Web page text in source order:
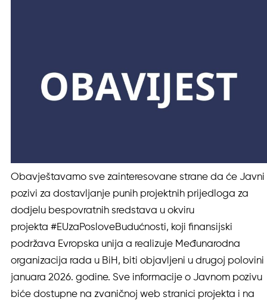
Obavještavamo sve zainteresovane strane da će Javni
pozivi za dostavljanje punih projektnih prijedloga za
dodjelu bespovratnih sredstava u okviru
projekta #EUzaPosloveBudućnosti, koji finansijski
podržava Evropska unija a realizuje Međunarodna
organizacija rada u BiH, biti objavljeni u drugoj polovini
januara 2026. godine. Sve informacije o Javnom pozivu
biće dostupne na zvaničnoj web stranici projekta i na